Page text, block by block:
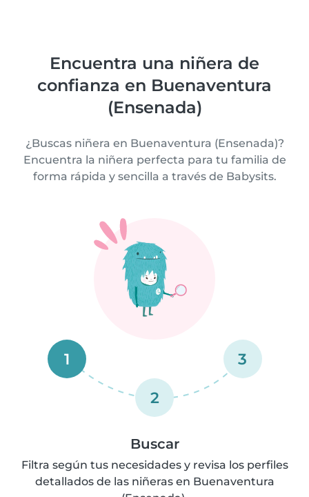
Encuentra una niñera de
confianza en Buenaventura
(Ensenada)
¿Buscas niñera en Buenaventura (Ensenada)?
Encuentra la niñera perfecta para tu familia de
forma rápida y sencilla a través de Babysits.
1
2
3
Buscar
Filtra según tus necesidades y revisa los perfiles
detallados de las niñeras en Buenaventura